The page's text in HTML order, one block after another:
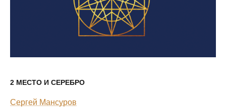
2 МЕСТО И СЕРЕБРО
Сергей Мансуров